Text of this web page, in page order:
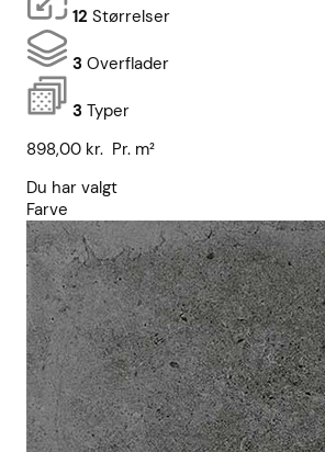
12 Størrelser
3 Overflader
3 Typer
898,00 kr. Pr. m²
Du har valgt
Farve